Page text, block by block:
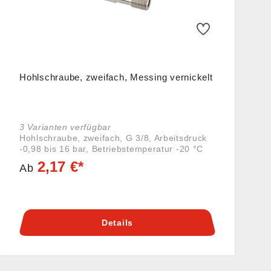
Hohlschraube, zweifach, Messing vernickelt
3 Varianten verfügbar
Hohlschraube, zweifach, G 3/8, Arbeitsdruck
-0,98 bis 16 bar, Betriebstemperatur -20 °C
bis 70 °C, Messing vernickelt. Die
Weiterentwicklung unserer höchst
einfacheres Stecken und Lösen des
Schlauches, vielfach wiederholbarverwendbar
auch bei nichtkalibrierten Schläuchengeeignet
Produktsicherheitsverordnung ((EU)
Ab 2,17 €*
Details